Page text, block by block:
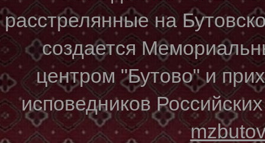
расстрелянные на
создается
центром "Бутово" и
исповедников